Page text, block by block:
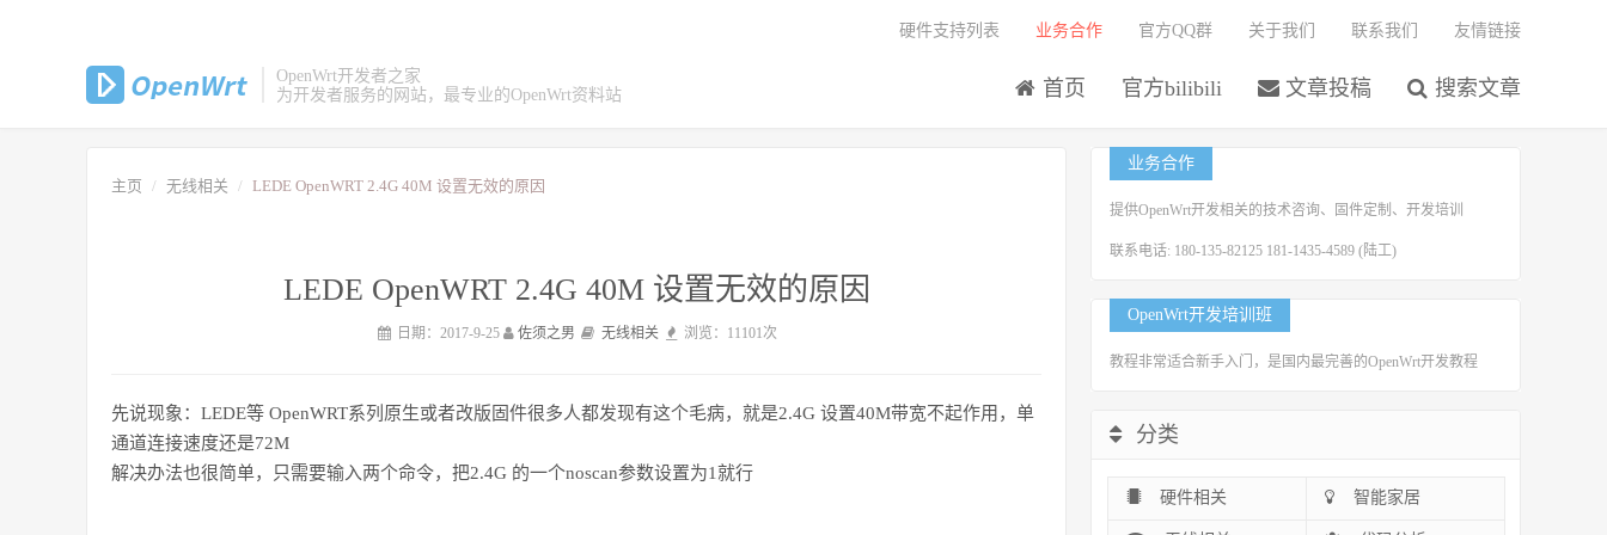
OpenWrt开发者之家
为开发者服务的网站，最专业的OpenWrt资料站
首页 官方bilibili 文章投稿 搜索文章
硬件支持列表 业务合作 官方QQ群 关于我们 联系我们 友情链接
主页 无线相关 LEDE OpenWRT 2.4G 40M 设置无效的原因
LEDE OpenWRT 2.4G 40M 设置无效的原因
日期：2017-9-25 佐须之男 无线相关 浏览：11101次
先说现象：LEDE等 OpenWRT系列原生或者改版固件很多人都发现有这个毛病，就是2.4G 设置40M带宽不起作用，单
通道连接速度还是72M
解决办法也很简单，只需要输入两个命令，把2.4G 的一个noscan参数设置为1就行
业务合作
提供OpenWrt开发相关的技术咨询、固件定制、开发培训
联系电话: 180-135-82125 181-1435-4589 (陆工)
OpenWrt开发培训班
教程非常适合新手入门，是国内最完善的OpenWrt开发教程
分类
硬件相关 智能家居